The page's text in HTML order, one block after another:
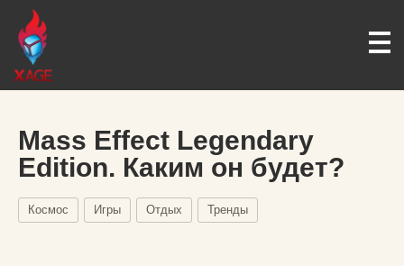
Mass Effect Legendary
Edition. Каким он будет?
Космос Игры Отдых Тренды